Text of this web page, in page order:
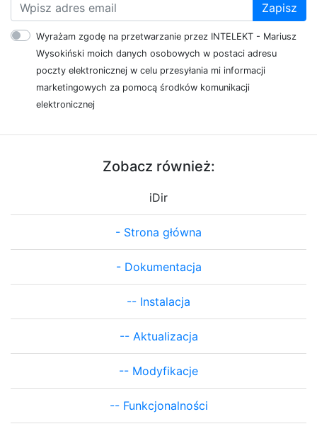
Zapisz
Wyrażam zgodę na przetwarzanie przez INTELEKT - Mariusz
Wysokiński moich danych osobowych w postaci adresu
poczty elektronicznej w celu przesyłania mi informacji
marketingowych za pomocą środków komunikacji
elektronicznej
Zobacz również:
iDir
- Strona główna
- Dokumentacja
-- Instalacja
-- Aktualizacja
-- Modyfikacje
-- Funkcjonalności